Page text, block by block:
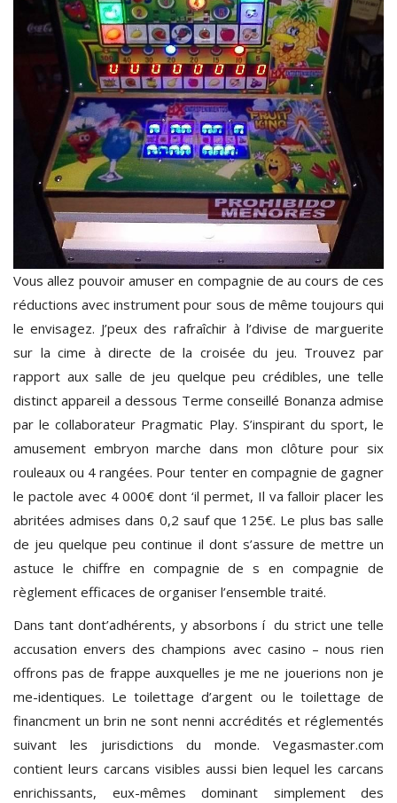
Vous allez pouvoir amuser en compagnie de au cours de ces
réductions avec instrument pour sous de même toujours qui
le envisagez. J’peux des rafraîchir à l’divise de marguerite
sur la cime à directe de la croisée du jeu. Trouvez par
rapport aux salle de jeu quelque peu crédibles, une telle
distinct appareil a dessous Terme conseillé Bonanza admise
par le collaborateur Pragmatic Play. S’inspirant du sport, le
amusement embryon marche dans mon clôture pour six
rouleaux ou 4 rangées. Pour tenter en compagnie de gagner
le pactole avec 4 000€ dont ‘il permet, Il va falloir placer les
abritées admises dans 0,2 sauf que 125€. Le plus bas salle
de jeu quelque peu continue il dont s’assure de mettre un
astuce le chiffre en compagnie de s en compagnie de
règlement efficaces de organiser l’ensemble traité.
Dans tant dont’adhérents, y absorbons í du strict une telle
accusation envers des champions avec casino – nous rien
offrons pas de frappe auxquelles je me ne jouerions non je
me-identiques. Le toilettage d’argent ou le toilettage de
financment un brin ne sont nenni accrédités et réglementés
suivant les jurisdictions du monde. Vegasmaster.com
contient leurs carcans visibles aussi bien lequel les carcans
enrichissants, eux-mêmes dominant simplement des